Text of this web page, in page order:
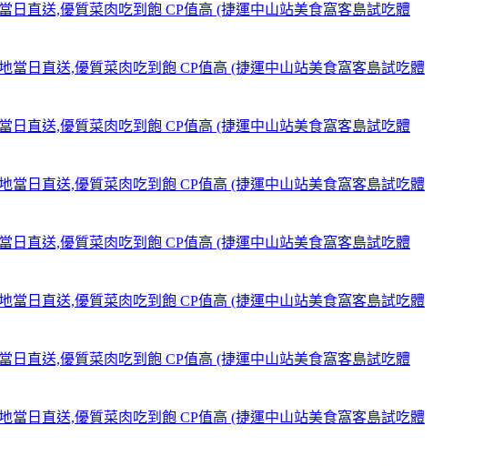
日直送,優質菜肉吃到飽 CP值高 (捷運中山站美食窩客島試吃體
日直送,優質菜肉吃到飽 CP值高 (捷運中山站美食窩客島試吃體
日直送,優質菜肉吃到飽 CP值高 (捷運中山站美食窩客島試吃體
日直送,優質菜肉吃到飽 CP值高 (捷運中山站美食窩客島試吃體